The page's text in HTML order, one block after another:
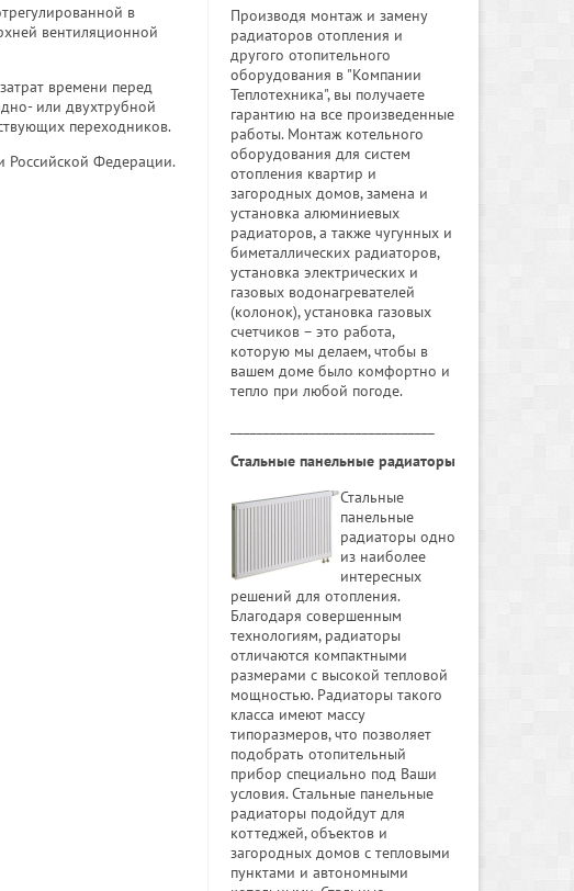
в
вентиляционной
времени перед
или двухтрубной
переходников.
Российской Федерации.
Производя монтаж и замену
радиаторов отопления и
другого отопительного
оборудования в "Компании
Теплотехника", вы получаете
гарантию на все произведенные
работы. Монтаж котельного
оборудования для систем
отопления квартир и
загородных домов, замена и
установка алюминиевых
радиаторов, а также чугунных и
биметаллических радиаторов,
установка электрических и
газовых водонагревателей
(колонок), установка газовых
счетчиков – это работа,
которую мы делаем, чтобы в
вашем доме было комфортно и
тепло при любой погоде.
Стальные панельные радиаторы
Стальные
панельные
радиаторы одно
из наиболее
интересных
решений для отопления.
Благодаря совершенным
технологиям, радиаторы
отличаются компактными
размерами с высокой тепловой
мощностью. Радиаторы такого
класса имеют массу
типоразмеров, что позволяет
подобрать отопительный
прибор специально под Ваши
условия. Стальные панельные
радиаторы подойдут для
коттеджей, объектов и
загородных домов с тепловыми
пунктами и автономными